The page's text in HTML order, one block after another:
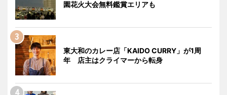
園花火大会無料鑑賞エリアも
東大和のカレー店「KAIDO CURRY」が1周
年 店主はクライマーから転身